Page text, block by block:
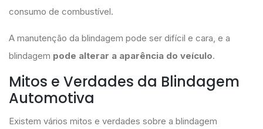
consumo de combustível.
A manutenção da blindagem pode ser difícil e cara, e a
blindagem pode alterar a aparência do veículo.
Mitos e Verdades da Blindagem
Automotiva
Existem vários mitos e verdades sobre a blindagem